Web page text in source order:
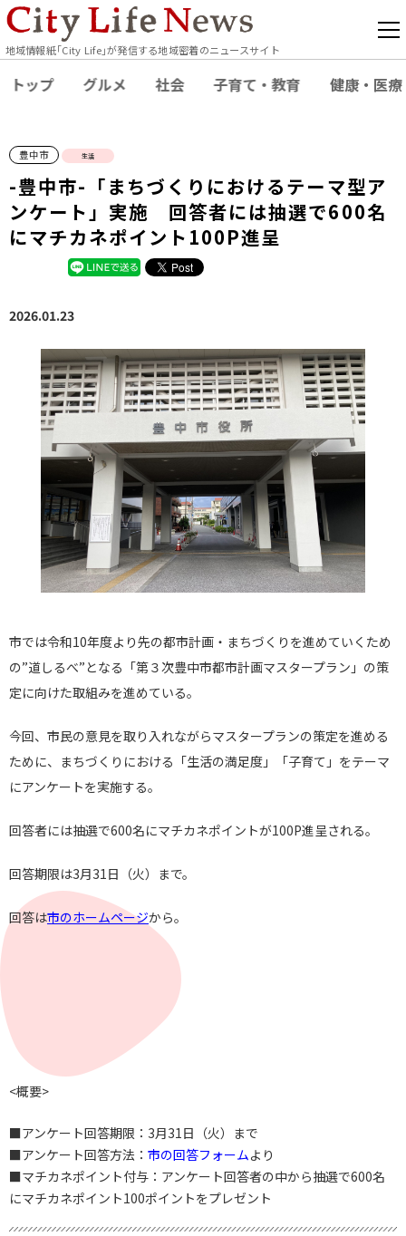
地域情報紙｢City Life｣が発信する地域密着のニュースサイト
トップ グルメ 社会 子育て・教育 健康・医療
豊中市 生活
-豊中市-「まちづくりにおけるテーマ型ア
ンケート」実施 回答者には抽選で600名
にマチカネポイント100P進呈
2026.01.23
市では令和10年度より先の都市計画・ まちづくりを進めていくため
の”道しるべ”となる「第３次豊中市都市計画マスタープラン」 の策
定に向けた取組みを進めている。
今回、市民の意見を取り入れながらマスタープランの策定を進める
ために、まちづくりにおける「生活の満足度」「子育て」をテーマ
にアンケートを実施する。
回答者には抽選で600名にマチカネポイントが100P進呈される。
回答期限は3月31日（火）まで。
回答は市のホームページから。
<概要>
■アンケート回答期限：3月31日（火）まで
■アンケート回答方法： 市の回答フォームより
■マチカネポイント付与：アンケート回答者の中から抽選で600名
にマチカネポイント100ポイントをプレゼント